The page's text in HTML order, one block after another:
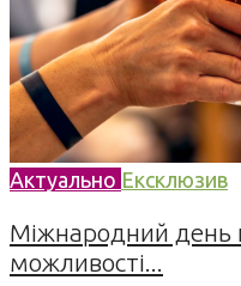
Актуально Ексклюзив
Міжнародний день
можливості...